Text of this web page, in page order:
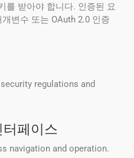
를 받아야 합니다. 인증된 요
변수 또는 OAuth 2.0 인증
regulations and
페이스
navigation and operation.